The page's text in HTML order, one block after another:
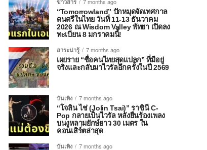
“Tomorrowland” ปักหมุดจัดเทศกาล
ดนตรีในไทย วันที่ 11-13 ธันวาคม
2026 ณ Wisdom Valley พัทยา เปิดลง
ทะเบียน 8 มกราคมนี้!
สาระน่ารู้
7 months ago
เผยราย “ชื่อคนไทยสุดแปลก” ที่มีอยู่
จริงและกลับมาไวรัลอีกครั้งในปี 2569
บันเทิง
7 months ago
“โจลิน ไช่ (Jolin Tsai)” ราชินี C-
Pop กลายเป็นไวรัล หลังยืนร้องเพลง
บนงูหลามยักษ์ยาว 30 เมตร ใน
คอนเสิร์ตล่าสุด
บันเทิง
7 months ago